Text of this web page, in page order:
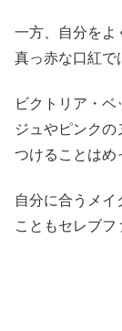
一方、自分を
真っ赤な口紅で
ビクトリア・
ジュやピンク
つけることはめ
自分に合うメ
こともセレブフ